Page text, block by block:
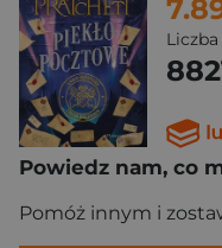
Powiedz nam, co
Pomóż innym i